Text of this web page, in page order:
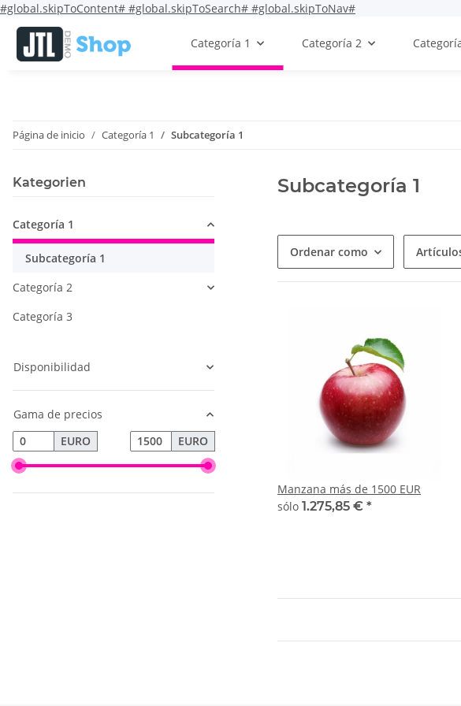
#global.skipToContent# #global.skipToSearch# #global.skipToNav#
Categoría 1 Categoría 2
Página de inicio Categoría 1 Subcategoría 1
Subcategoría 1
Ordenar como
Manzana más de 1500 EUR
sólo 1.275,85 € *
Kategorien
Categoría 1
Subcategoría 1
Categoría 2
Categoría 3
Disponibilidad
Gama de precios
EURO
EURO